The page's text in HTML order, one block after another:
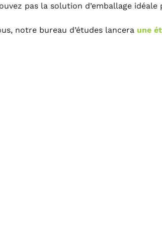
pas la solution d’emballage
notre bureau d’études lancera une